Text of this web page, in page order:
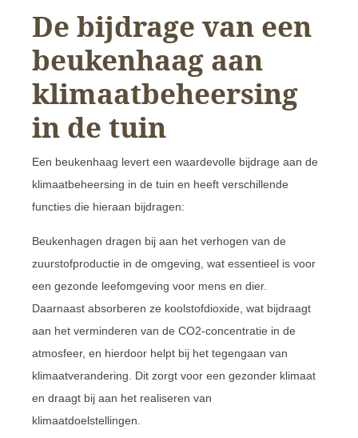
De bijdrage van een
beukenhaag aan
klimaatbeheersing
in de tuin
Een beukenhaag levert een waardevolle bijdrage aan de
klimaatbeheersing in de tuin en heeft verschillende
functies die hieraan bijdragen:
Beukenhagen dragen bij aan het verhogen van de
zuurstofproductie in de omgeving, wat essentieel is voor
een gezonde leefomgeving voor mens en dier.
Daarnaast absorberen ze koolstofdioxide, wat bijdraagt
aan het verminderen van de CO2-concentratie in de
atmosfeer, en hierdoor helpt bij het tegengaan van
klimaatverandering. Dit zorgt voor een gezonder klimaat
en draagt bij aan het realiseren van
klimaatdoelstellingen.